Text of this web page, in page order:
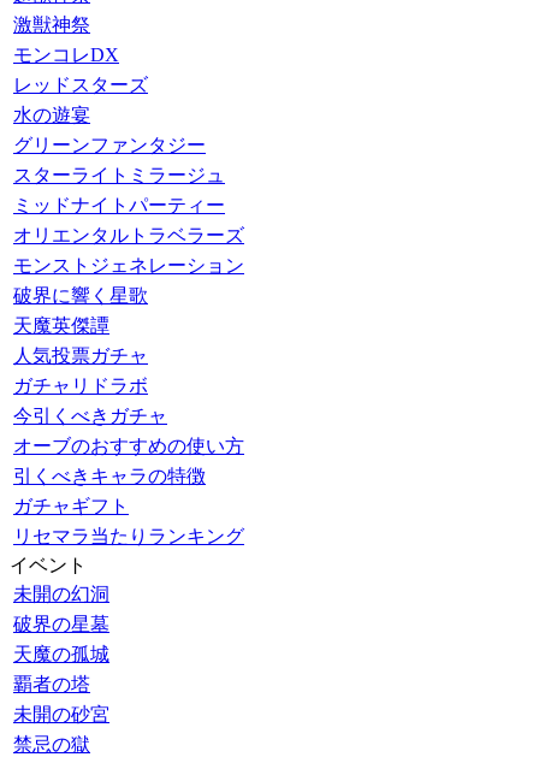
激獣神祭
モンコレDX
レッドスターズ
水の遊宴
グリーンファンタジー
スターライトミラージュ
ミッドナイトパーティー
オリエンタルトラベラーズ
モンストジェネレーション
破界に響く星歌
天魔英傑譚
人気投票ガチャ
ガチャリドラボ
今引くべきガチャ
オーブのおすすめの使い方
引くべきキャラの特徴
ガチャギフト
リセマラ当たりランキング
イベント
未開の幻洞
破界の星墓
天魔の孤城
覇者の塔
未開の砂宮
禁忌の獄